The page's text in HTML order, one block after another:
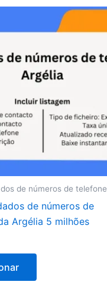
de números de telefone
de números de
Argélia 5 milhões